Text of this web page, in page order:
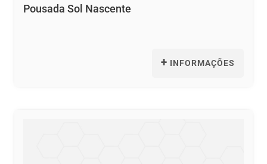
Pousada Sol Nascente
+ INFORMAÇÕES